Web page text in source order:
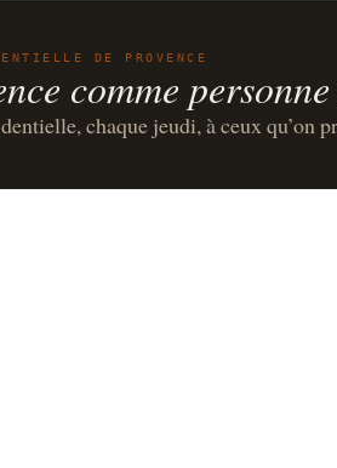
DE PROVENCE
comme
chaque jeudi, à ceux qu’on